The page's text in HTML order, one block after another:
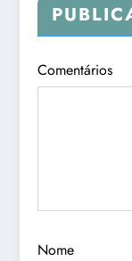
Comentários
Nome